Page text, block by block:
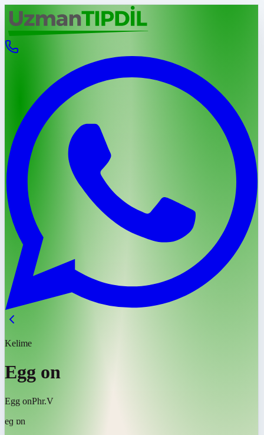
Kelime
Egg on
Egg onPhr.V
eɡ ɒn